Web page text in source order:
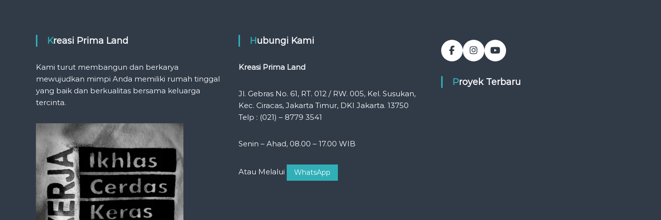
Kreasi Prima Land
Kami turut membangun dan berkarya
mewujudkan mimpi Anda memiliki rumah tinggal
yang baik dan berkualitas bersama keluarga
tercinta.
Hubungi Kami
Kreasi Prima Land
Jl. Gebras No. 61, RT. 012 / RW. 005, Kel. Susukan,
Kec. Ciracas, Jakarta Timur, DKI Jakarta. 13750
Telp : (021) – 8779 3541
Senin – Ahad, 08.00 – 17.00 WIB
Atau Melalui WhatsApp
Proyek Terbaru